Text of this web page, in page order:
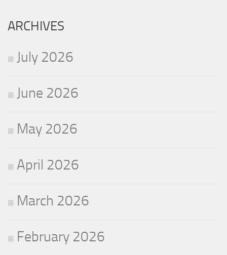
ARCHIVES
July 2026
June 2026
May 2026
April 2026
March 2026
February 2026